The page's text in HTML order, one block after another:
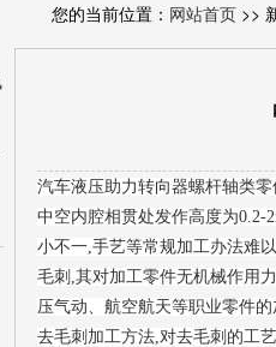
您的当前位置： 网站首页 >>
汽车液压助力转向器螺杆轴类
中空内腔相贯处发作高度为0.2-
小不一,手艺等常规加工办法难
毛刺,其对加工零件无机械作用
压气动、航空航天等职业零件
去毛刺加工方法,对去毛刺的工